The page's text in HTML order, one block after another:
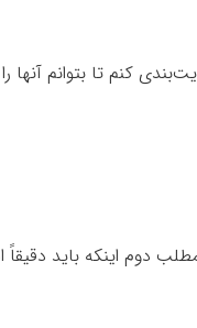
کنم تا بتوانم آنها
دوم اینکه باید دقیقاً